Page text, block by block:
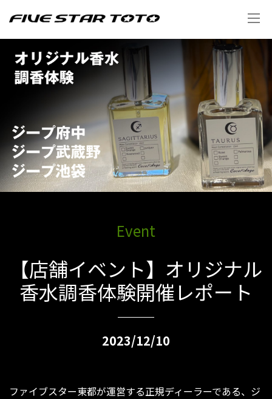
Event
【店舗イベント】オリジナル
香水調香体験開催レポート
2023/12/10
ファイブスター東都が運営する正規ディーラーである、ジ